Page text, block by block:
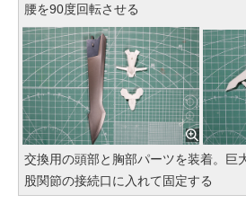
腰を90度回転させる
交換用の頭部と胸部パーツを装着。巨
股関節の接続口に入れて固定する